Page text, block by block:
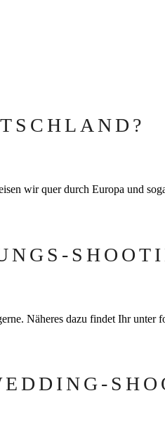
wir quer durch Europa und
Näheres dazu findet Ihr unter